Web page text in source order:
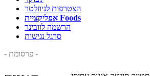
הצטרפות לניוזלטר
אפליקציית Foods
הרשמה לוובינר
סרגל נגישות
- פרסומת -